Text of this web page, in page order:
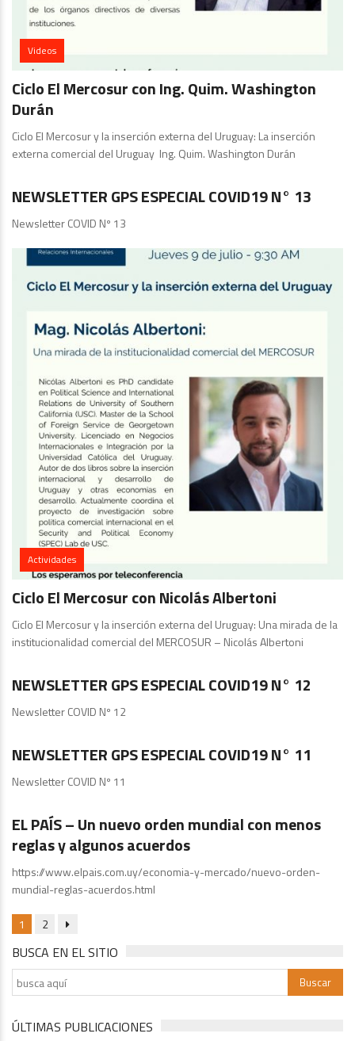
Videos
Ciclo El Mercosur con Ing. Quim. Washington
Durán
Ciclo El Mercosur y la inserción externa del Uruguay: La inserción
externa comercial del Uruguay Ing. Quim. Washington Durán
GPS
NEWSLETTER GPS ESPECIAL COVID19 N° 13
Newsletter COVID Nº 13
Actividades
Ciclo El Mercosur con Nicolás Albertoni
Ciclo El Mercosur y la inserción externa del Uruguay: Una mirada de la
institucionalidad comercial del MERCOSUR – Nicolás Albertoni
GPS
NEWSLETTER GPS ESPECIAL COVID19 N° 12
Newsletter COVID Nº 12
GPS
NEWSLETTER GPS ESPECIAL COVID19 N° 11
Newsletter COVID Nº 11
Noticias Internacionales
EL PAÍS – Un nuevo orden mundial con menos
reglas y algunos acuerdos
https://www.elpais.com.uy/economia-y-mercado/nuevo-orden-
mundial-reglas-acuerdos.html
1 2
BUSCA EN EL SITIO
ÚLTIMAS PUBLICACIONES